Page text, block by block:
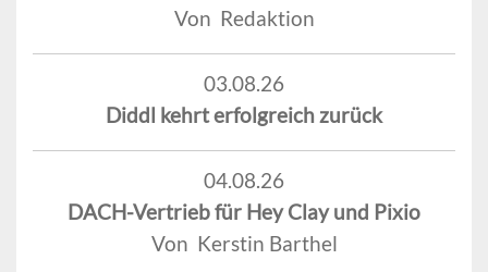
Von Redaktion
03.08.26
Diddl kehrt erfolgreich zurück
04.08.26
DACH-Vertrieb für Hey Clay und Pixio
Von Kerstin Barthel